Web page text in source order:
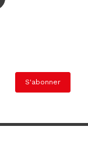
S'abonner